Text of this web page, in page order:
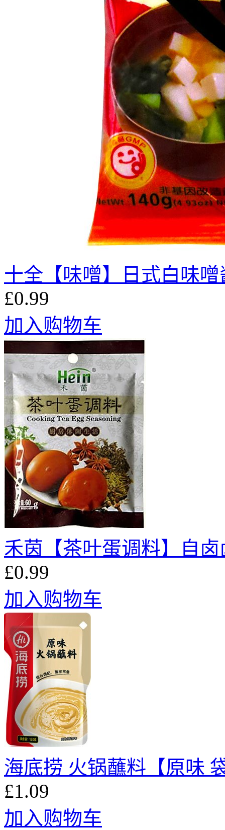
十全【味噌】日式白味噌
£0.99
加入购物车
禾茵【茶叶蛋调料】自
£0.99
加入购物车
海底捞 火锅蘸料【原味
£1.09
加入购物车